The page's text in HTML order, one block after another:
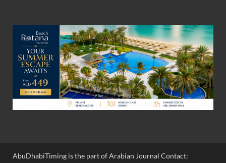
AbuDhabiTiming is the part of Arabian Journal Contact: